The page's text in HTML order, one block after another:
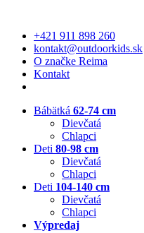
+421 911 898 260
kontakt@outdoorkids.sk
O značke Reima
Kontakt
Bábätká 62-74 cm
Dievčatá
Chlapci
Deti 80-98 cm
Dievčatá
Chlapci
Deti 104-140 cm
Dievčatá
Chlapci
Výpredaj